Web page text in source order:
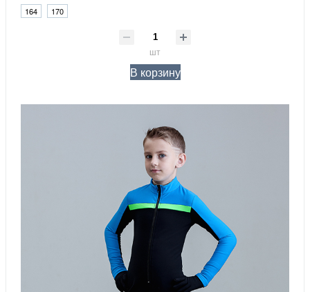
164
170
шт
В корзину